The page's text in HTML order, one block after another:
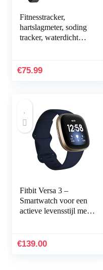
Fitnesstracker,
hartslagmeter, soding
tracker, waterdicht
slaaptracker met 2…
€75.99
Fitbit Versa 3 –
Smartwatch voor een
actieve levensstijl met
zones,
€139.00